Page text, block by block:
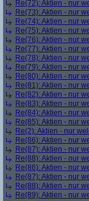
Re(72): Aktien - nur
Re(73): Aktien - nur
Re(74): Aktien - nur
Re(75): Aktien - nur
Re(76): Aktien - nur
Re(77): Aktien - nur
Re(78): Aktien - nur
Re(79): Aktien - nur
Re(80): Aktien - nur
Re(81): Aktien - nur
Re(82): Aktien - nur
Re(83): Aktien - nur
Re(84): Aktien - nur
Re(85): Aktien - nur
Re(2): Aktien - nur
Re(86): Aktien - nur
Re(87): Aktien - nur
Re(88): Aktien - nur
Re(86): Aktien - nur
Re(87): Aktien - nur
Re(88): Aktien - nur
Re(89): Aktien - nur